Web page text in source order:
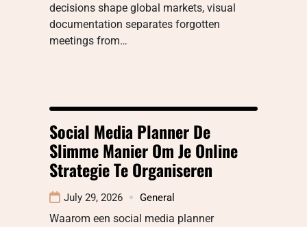
decisions shape global markets, visual
documentation separates forgotten
meetings from…
Social Media Planner De
Slimme Manier Om Je Online
Strategie Te Organiseren
July 29, 2026 General
Waarom een social media planner